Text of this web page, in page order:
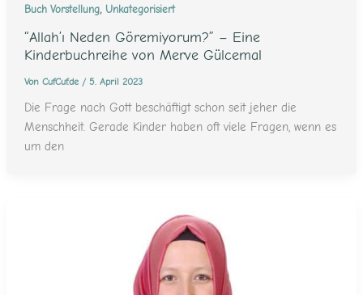
Buch Vorstellung, Unkategorisiert
“Allah’ı Neden Göremiyorum?” – Eine
Kinderbuchreihe von Merve Gülcemal
Von CufCuf.de / 5. April 2023
Die Frage nach Gott beschäftigt schon seit jeher die
Menschheit. Gerade Kinder haben oft viele Fragen, wenn es
um den